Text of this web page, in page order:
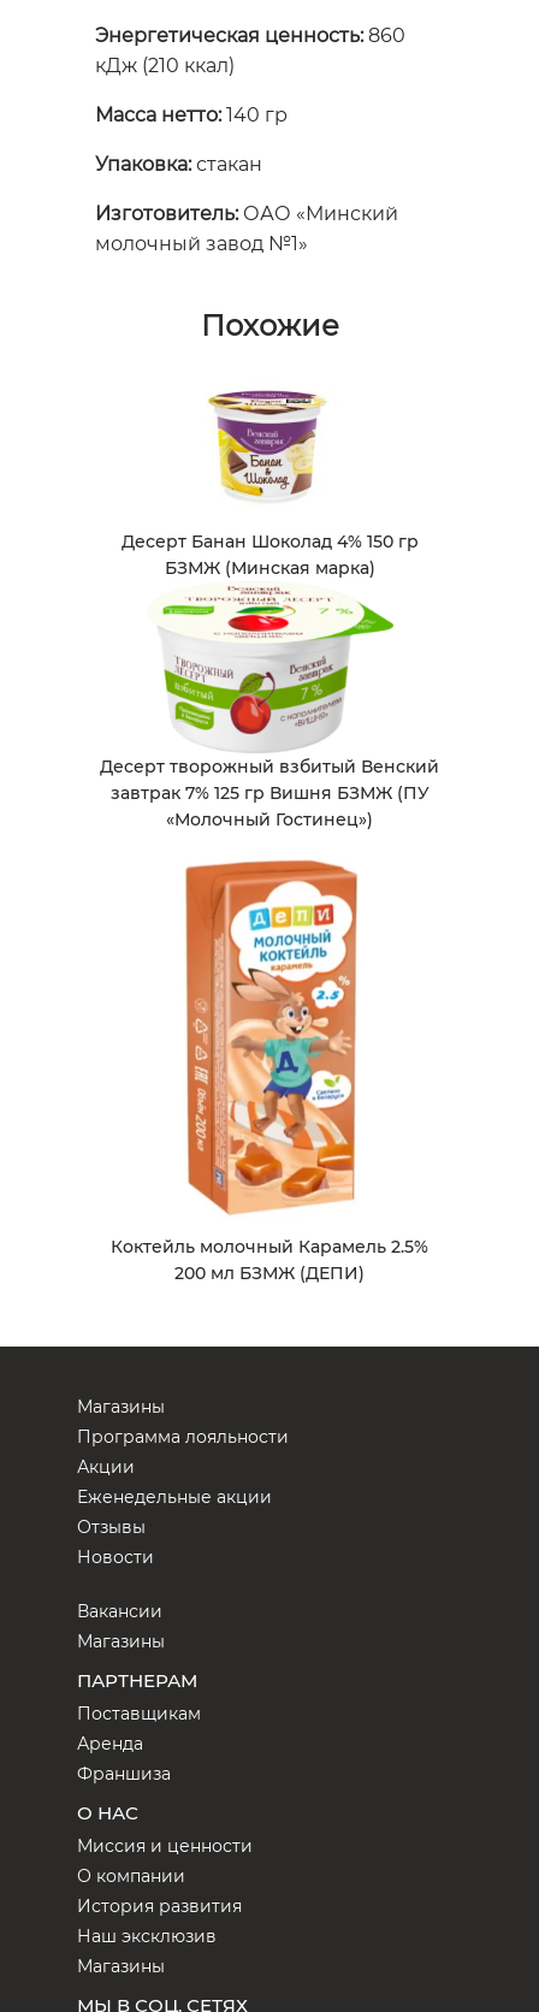
Энергетическая ценность:860
кДж (210 ккал)
Масса нетто:140 гр
Упаковка:стакан
Изготовитель:ОАО «Минский
молочный завод №1»
Похожие
Десерт Банан Шоколад 4% 150 гр
БЗМЖ (Минская марка)
Десерт творожный взбитый Венский
завтрак 7% 125 гр Вишня БЗМЖ (ПУ
«Молочный Гостинец»)
Коктейль молочный Карамель 2.5%
200 мл БЗМЖ (ДЕПИ)
Магазины
Программа лояльности
Акции
Еженедельные акции
Отзывы
Новости
Вакансии
Магазины
ПАРТНЕРАМ
Поставщикам
Аренда
Франшиза
О НАС
Миссия и ценности
О компании
История развития
Наш эксклюзив
Магазины
МЫ В СОЦ. СЕТЯХ